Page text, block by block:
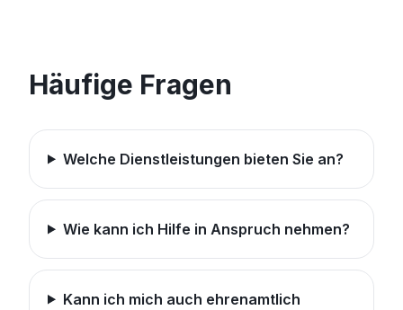
Häufige Fragen
Welche Dienstleistungen bieten Sie an?
Wie kann ich Hilfe in Anspruch nehmen?
Kann ich mich auch ehrenamtlich